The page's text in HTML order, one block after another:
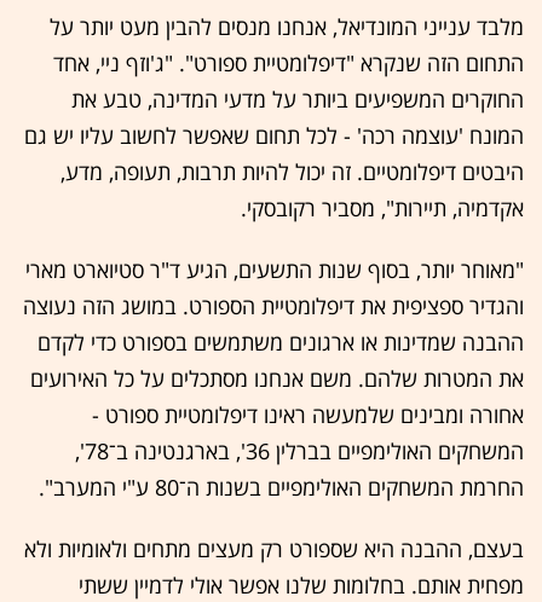
מלבד ענייני המונדיאל, אנחנו מנסים להבין מעט יותר על
התחום הזה שנקרא "דיפלומטיית ספורט". "ג'וזף ניי, אחד
החוקרים המשפיעים ביותר על מדעי המדינה, טבע את
המונח 'עוצמה רכה' - לכל תחום שאפשר לחשוב עליו יש גם
היבטים דיפלומטיים. זה יכול להיות תרבות, תעופה, מדע,
אקדמיה, תיירות", מסביר רקובסקי.
"מאוחר יותר, בסוף שנות התשעים, הגיע ד"ר סטיוארט מארי
והגדיר ספציפית את דיפלומטיית הספורט. במושג הזה נעוצה
ההבנה שמדינות או ארגונים משתמשים בספורט כדי לקדם
את המטרות שלהם. משם אנחנו מסתכלים על כל האירועים
אחורה ומבינים שלמעשה ראינו דיפלומטיית ספורט -
המשחקים האולימפיים בברלין 36', בארגנטינה ב־78',
החרמת המשחקים האולימפיים בשנות ה־80 ע"י המערב".
בעצם, ההבנה היא שספורט רק מעצים מתחים ולאומיות ולא
מפחית אותם. בחלומות שלנו אפשר אולי לדמיין ששתי